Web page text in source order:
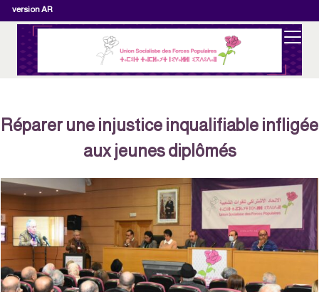
version AR
Réparer une injustice inqualifiable
aux jeunes diplômés